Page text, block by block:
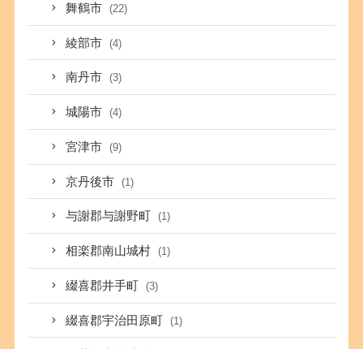
舞鶴市 (22)
綾部市 (4)
南丹市 (3)
城陽市 (4)
宮津市 (9)
京丹後市 (1)
与謝郡与謝野町 (1)
相楽郡南山城村 (1)
綴喜郡井手町 (3)
綴喜郡宇治田原町 (1)